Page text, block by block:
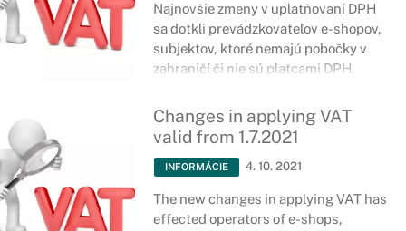
Najnovšie zmeny v uplatňovaní DPH
sa dotkli prevádzkovateľov e-shopov,
subjektov, ktoré nemajú pobočky v
zahraničí či nie sú platcami DPH.
Changes in applying VAT
valid from 1.7.2021
INFORMÁCIE 4. 10. 2021
The new changes in applying VAT has
effected operators of e-shops,